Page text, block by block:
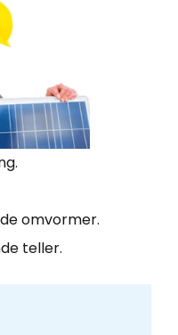
omvormer.
teller.